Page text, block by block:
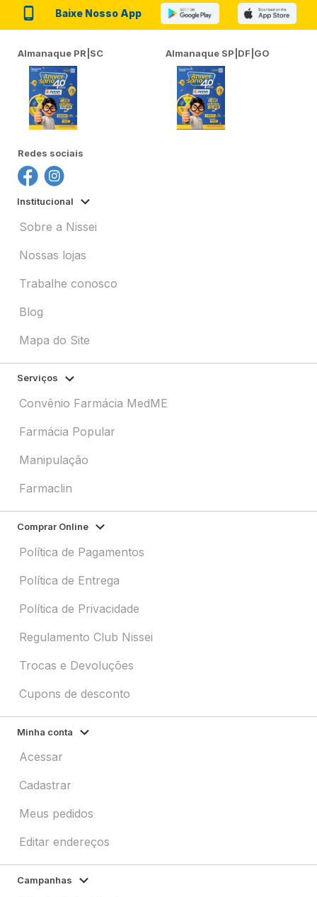
Baixe Nosso App
Almanaque PR|SC Almanaque SP|DF|GO
Redes sociais
Institucional
Sobre a Nissei
Nossas lojas
Trabalhe conosco
Blog
Mapa do Site
Serviços
Convênio Farmácia MedME
Farmácia Popular
Manipulação
Farmaclin
Comprar Online
Política de Pagamentos
Política de Entrega
Política de Privacidade
Regulamento Club Nissei
Trocas e Devoluções
Cupons de desconto
Minha conta
Acessar
Cadastrar
Meus pedidos
Editar endereços
Campanhas